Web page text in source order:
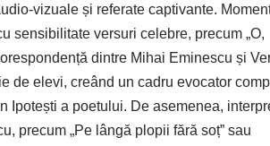
vizuale și referate captivante.
sensibilitate versuri celebre, precum „O,
dintre Mihai Eminescu și
de elevi, creând un cadru evocator
Ipotești a poetului. De asemenea,
precum „Pe lângă plopii fără soț” sau